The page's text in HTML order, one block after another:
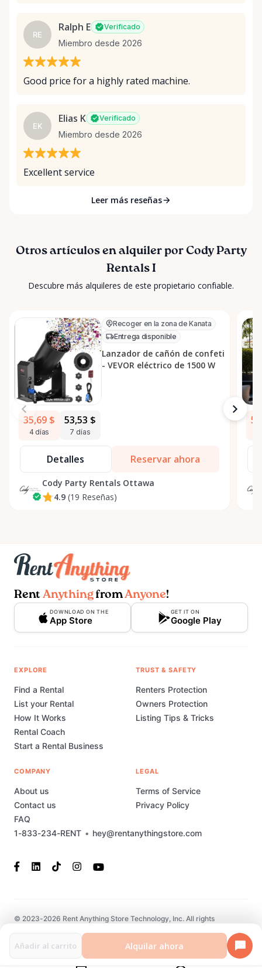
Alquilar ahora
Añadir al carrito
RE
Ralph E Verificado
Miembro desde 2026
Good price for a highly rated machine.
EK
Elias K Verificado
Miembro desde 2026
Excellent service
Leer más reseñas
Otros artículos en alquiler por Cody Party
Rentals I
Descubre más alquileres de este propietario confiable.
Recoger en la zona de Kanata
Entrega disponible
Lanzador de cañón de confeti
- VEVOR eléctrico de 1500 W
35,69 $
4 días
53,53 $
7 días
Detalles Reservar ahora
Cody Party Rentals Ottawa
4.9 (19 Reseñas)
Rent AnythingfromAnyone!
DOWNLOAD ON THE
App Store
GET IT ON
Google Play
1-833-234-RENT • hey@rentanythingstore.com
EXPLORE
Find a Rental
List your Rental
How It Works
Rental Coach
Start a Rental Business
TRUST & SAFETY
Renters Protection
Owners Protection
Listing Tips & Tricks
COMPANY
About us
Contact us
FAQ
LEGAL
Terms of Service
Privacy Policy
© 2023-2026 Rent Anything Store Technology, Inc. All rights